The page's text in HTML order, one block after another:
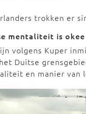
trokken er
mentaliteit is okee
volgens Kuper
Duitse
en manier van